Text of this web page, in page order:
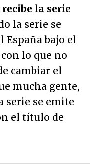
la serie
la serie se
España bajo el
lo que no
cambiar el
mucha gente,
serie se emite
el título de